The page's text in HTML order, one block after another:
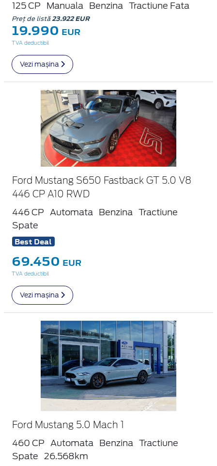
125 CP Manuala Benzina Tractiune Fata
Preț de listă23.922 EUR
19.990 EUR
TVA deductibil
Vezi mașina
Ford Mustang S650 Fastback GT 5.0 V8
446 CP A10 RWD
446 CP Automata Benzina
Tractiune
Spate
Best Deal
69.450 EUR
TVA deductibil
Vezi mașina
Ford Mustang 5.0 Mach 1
460 CP Automata Benzina Tractiune
Spate
26.568km